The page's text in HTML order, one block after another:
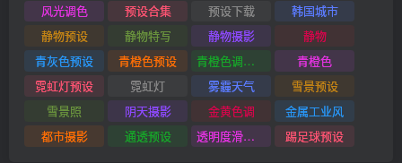
风光调色
预设合集 预设下载
韩国城市
静物预设
静物特写 静物摄影
静物
青灰色预设
青橙色预设 青橙色调预设
青橙色
霓虹灯预设
霓虹灯 雾霾天气
雪景预设
雪景照
阴天摄影 金黄色调
金属工业风
都市摄影
通透预设 透明度滑块插件 踢足球预设